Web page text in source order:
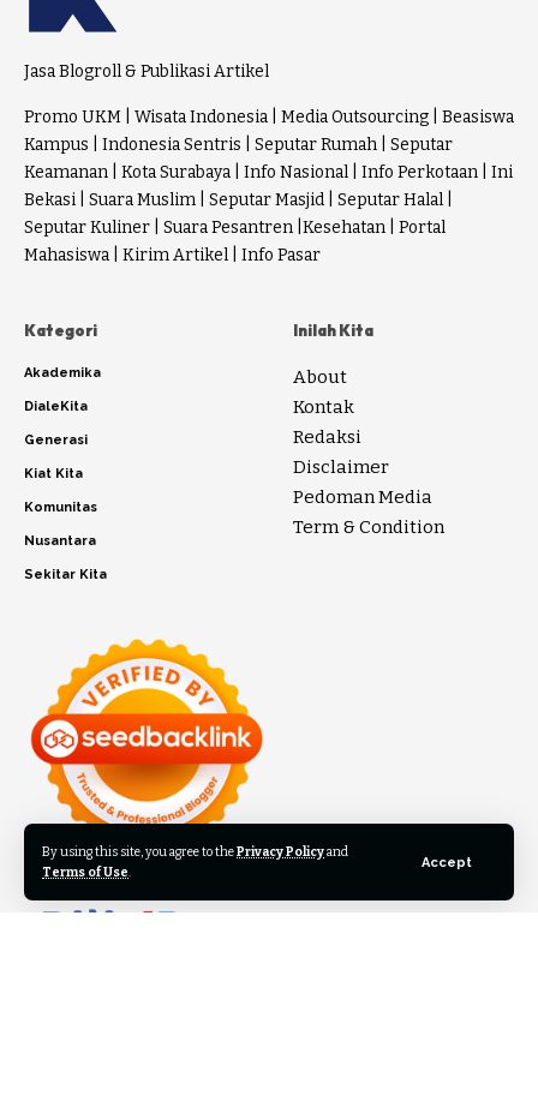
By using this site, you agree to thePrivacy Policyand
Terms of Use.
Accept
Jasa Blogroll & Publikasi Artikel
Promo UKM Wisata Indonesia Media Outsourcing
Beasiswa
Kampus
Indonesia Sentris Seputar Rumah
Seputar
Keamanan
Kota Surabaya Info Nasional Info Perkotaan
Ini
Bekasi
Suara Muslim Seputar Masjid Seputar Halal
Seputar Kuliner
Suara Pesantren Kesehatan
Portal
Mahasiswa
Kirim Artikel Info Pasar
Kategori
Akademika
DialeKita
Generasi
Kiat Kita
Komunitas
Nusantara
Sekitar Kita
Inilah Kita
About
Kontak
Redaksi
Disclaimer
Pedoman Media
Term & Condition